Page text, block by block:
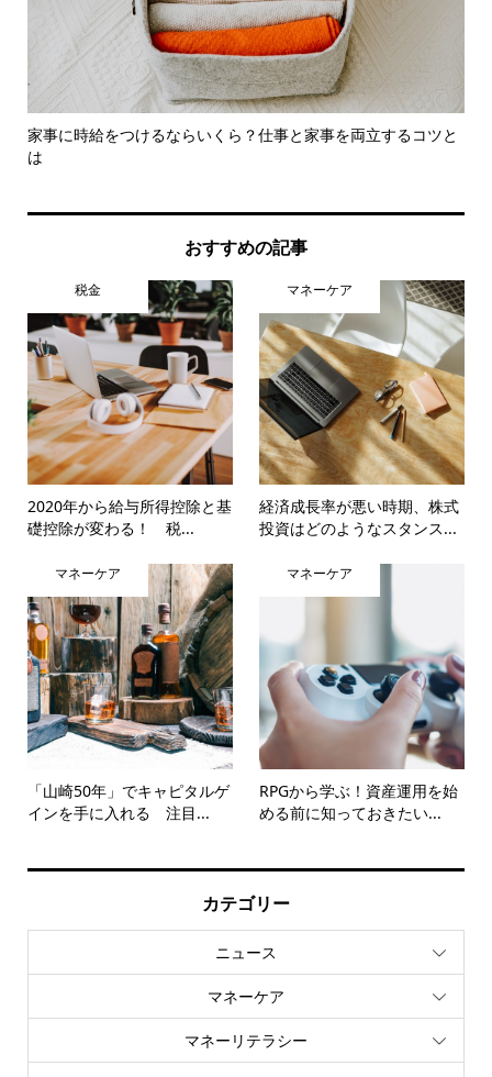
家事に時給をつけるならいくら？仕事と家事を両立するコツと
は
おすすめの記事
税金
2020年から給与所得控除と基
礎控除が変わる！ 税...
マネーケア
経済成長率が悪い時期、株式
投資はどのようなスタンス...
マネーケア
「山崎50年」でキャピタルゲ
インを手に入れる 注目...
マネーケア
RPGから学ぶ！資産運用を始
める前に知っておきたい...
カテゴリー
ニュース
マネーケア
マネーリテラシー